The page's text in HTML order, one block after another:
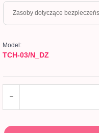
Zasoby dotyczące
Model:
TCH-03/N_DZ